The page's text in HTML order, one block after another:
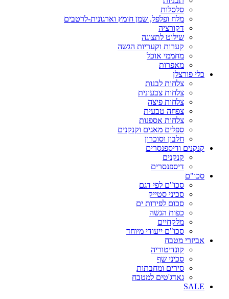
סלסלות
מלח ופלפל, שמן חומץ וארגונית-לרטבים
דקורציה
שילוט לתצוגה
קערות וקעריות הגשה
מחממי אוכל
מאפרות
כלי פורצלן
צלחות לבנות
צלחות צבעונית
צלחות פיצה
צפחה טבעית
צלחות אספנות
ספלים מאגים וקנקנים
חלבון וסוכרון
קנקנים ודיספנסרים
קנקנים
דיספנסרים
סכו"ם
סכו"ם לפי דגם
סכיני סטייק
סכום לפירות ים
כפות הגשה
מלקחיים
סכו"ם ייעודי מיוחד
אביזרי מטבח
קונדיטוריה
סכיני שף
סירים ומחבתות
גאדג'טים למטבח
SALE